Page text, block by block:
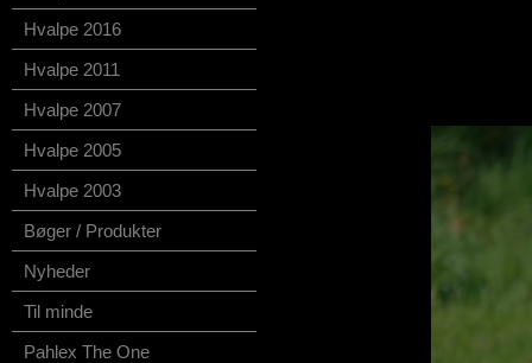
Hvalpe 2016
Hvalpe 2011
Hvalpe 2007
Hvalpe 2005
Hvalpe 2003
Bøger / Produkter
Nyheder
Til minde
Pahlex The One